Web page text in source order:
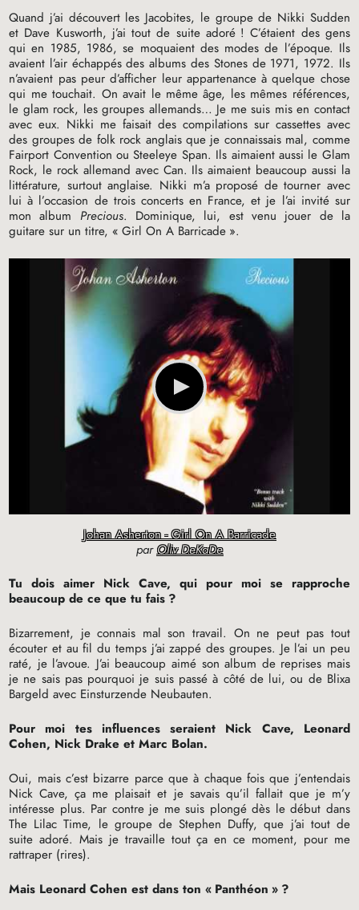
Quand j’ai découvert les Jacobites, le groupe de Nikki Sudden
et Dave Kusworth, j’ai tout de suite adoré ! C’étaient des gens
qui en 1985, 1986, se moquaient des modes de l’époque. Ils
avaient l’air échappés des albums des Stones de 1971, 1972. Ils
n’avaient pas peur d’afficher leur appartenance à quelque chose
qui me touchait. On avait le même âge, les mêmes références,
le glam rock, les groupes allemands… Je me suis mis en contact
avec eux. Nikki me faisait des compilations sur cassettes avec
des groupes de folk rock anglais que je connaissais mal, comme
Fairport Convention ou Steeleye Span. Ils aimaient aussi le Glam
Rock, le rock allemand avec Can. Ils aimaient beaucoup aussi la
littérature, surtout anglaise. Nikki m’a proposé de tourner avec
lui à l’occasion de trois concerts en France, et je l’ai invité sur
mon album Precious. Dominique, lui, est venu jouer de la
guitare sur un titre, « Girl On A Barricade ».
Johan Asherton - Girl On A Barricade
parOliv DeKaDe
Tu dois aimer Nick Cave, qui pour moi se rapproche
beaucoup de ce que tu fais ?
Bizarrement, je connais mal son travail. On ne peut pas tout
écouter et au fil du temps j’ai zappé des groupes. Je l’ai un peu
raté, je l’avoue. J’ai beaucoup aimé son album de reprises mais
je ne sais pas pourquoi je suis passé à côté de lui, ou de Blixa
Bargeld avec Einsturzende Neubauten.
Pour moi tes influences seraient Nick Cave, Leonard
Cohen, Nick Drake et Marc Bolan.
Oui, mais c’est bizarre parce que à chaque fois que j’entendais
Nick Cave, ça me plaisait et je savais qu’il fallait que je m’y
intéresse plus. Par contre je me suis plongé dès le début dans
The Lilac Time, le groupe de Stephen Duffy, que j’ai tout de
suite adoré. Mais je travaille tout ça en ce moment, pour me
rattraper (rires).
Mais Leonard Cohen est dans ton « Panthéon » ?